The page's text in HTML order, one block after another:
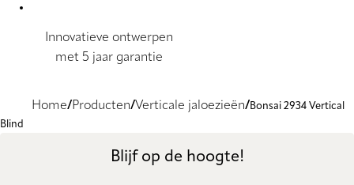
Innovatieve ontwerpen
met 5 jaar garantie
Home Producten Verticale jaloezieën
Bonsai 2934 Vertical
Blind
Blijf op de hoogte!